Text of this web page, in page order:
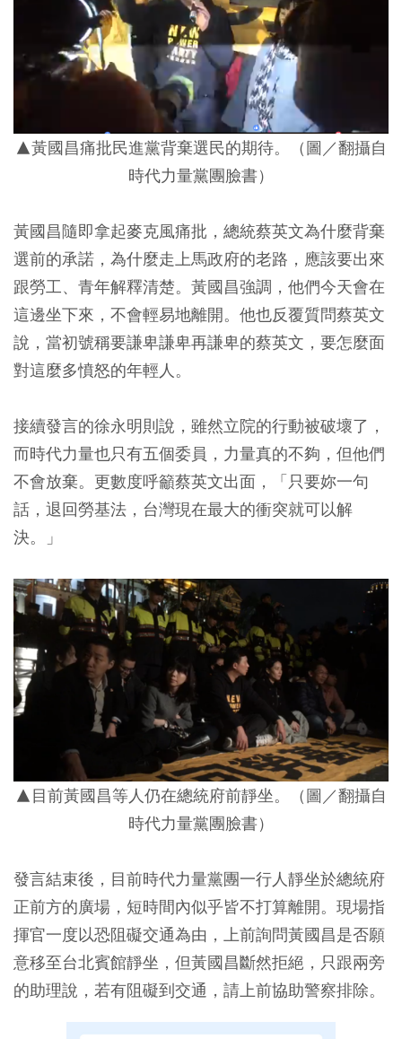
▲黃國昌痛批民進黨背棄選民的期待。
（圖／翻攝自
時代力量黨團臉書）
黃國昌隨即拿起麥克風痛批，總統蔡英文為什麼背棄
選前的承諾，為什麼走上馬政府的老路，應該要出來
跟勞工、青年解釋清楚。黃國昌強調，他們今天會在
這邊坐下來，不會輕易地離開。他也反覆質問蔡英文
說，當初號稱要謙卑謙卑再謙卑的蔡英文，要怎麼面
對這麼多憤怒的年輕人。
接續發言的徐永明則說，雖然立院的行動被破壞了，
而時代力量也只有五個委員，力量真的不夠，但他們
不會放棄。更數度呼籲蔡英文出面，「只要妳一句
話，退回勞基法，台灣現在最大的衝突就可以解
決。」
▲目前黃國昌等人仍在總統府前靜坐。（圖／翻攝自
時代力量黨團臉書）
發言結束後，目前時代力量黨團一行人靜坐於總統府
正前方的廣場，短時間內似乎皆不打算離開。現場指
揮官一度以恐阻礙交通為由，上前詢問黃國昌是否願
意移至台北賓館靜坐，但黃國昌斷然拒絕，只跟兩旁
的助理說，若有阻礙到交通，請上前協助警察排除。